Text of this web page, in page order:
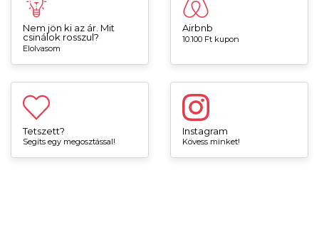
Nem jön ki az ár. Mit
csinálok rosszul?
Elolvasom
Airbnb
10.100 Ft kupon
Tetszett?
Segíts egy megosztással!
Instagram
Kövess minket!